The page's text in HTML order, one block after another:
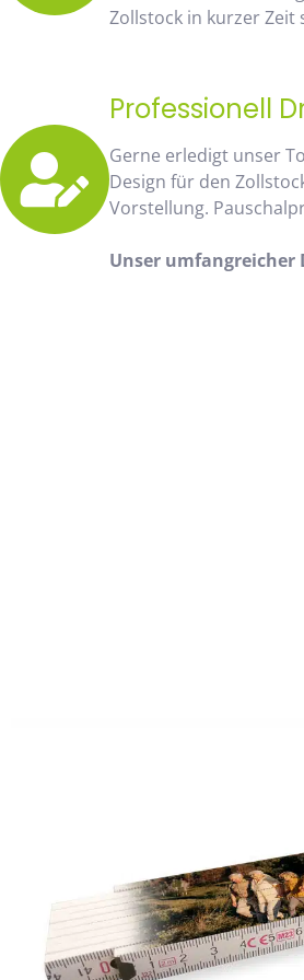
Zollstock in kurzer Zeit
Professionell
Gerne erledigt unser
Design für den
Vorstellung.
Unser